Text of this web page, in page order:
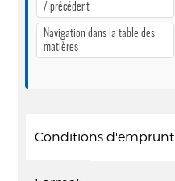
/ précédent
Navigation dans la table des
matières
Conditions d'emprunt